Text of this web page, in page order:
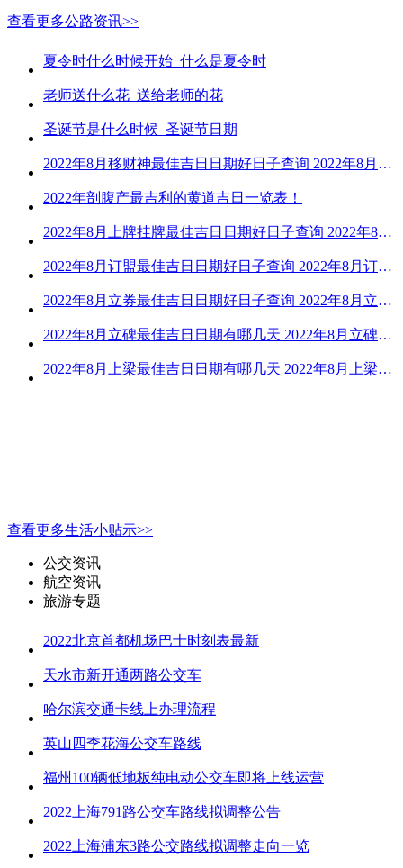
查看更多公路资讯>>
夏令时什么时候开始_什么是夏令时
老师送什么花_送给老师的花
圣诞节是什么时候_圣诞节日期
2022年8月移财神最佳吉日日期好日子查询 2022年8月移财神吉日一览
2022年剖腹产最吉利的黄道吉日一览表！
2022年8月上牌挂牌最佳吉日日期好日子查询 2022年8月上牌吉日精选
2022年8月订盟最佳吉日日期好日子查询 2022年8月订盟黄道吉日一览
2022年8月立券最佳吉日日期好日子查询 2022年8月立券的黄道吉日一览
2022年8月立碑最佳吉日日期有哪几天 2022年8月立碑吉日查询
2022年8月上梁最佳吉日日期有哪几天 2022年8月上梁的黄道吉日
查看更多生活小贴示>>
公交资讯
航空资讯
旅游专题
2022北京首都机场巴士时刻表最新
天水市新开通两路公交车
哈尔滨交通卡线上办理流程
英山四季花海公交车路线
福州100辆低地板纯电动公交车即将上线运营
2022上海791路公交车路线拟调整公告
2022上海浦东3路公交路线拟调整走向一览